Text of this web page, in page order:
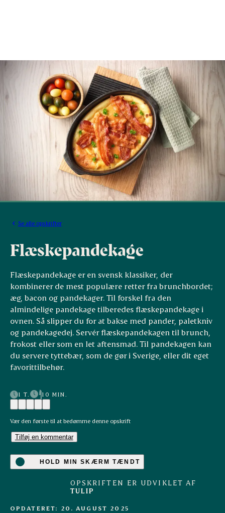
Se alle opskrifter
Flæskepandekage
Flæskepandekage er en svensk klassiker, der
kombinerer de mest populære retter fra brunchbordet;
æg, bacon og pandekager. Til forskel fra den
almindelige pandekage tilberedes flæskepandekage i
ovnen. Så slipper du for at bakse med pander, paletkniv
og pandekagedej. Servér flæskepandekagen til brunch,
frokost eller som en let aftensmad. Til pandekagen kan
du servere tyttebær, som de gør i Sverige, eller dit eget
favorittilbehør.
1 T. 10 MIN.
Vær den første til at bedømme denne opskrift
Tilføj en kommentar
HOLD MIN SKÆRM TÆNDT
OPSKRIFTEN ER UDVIKLET AF
TULIP
OPDATERET: 20. AUGUST 2025